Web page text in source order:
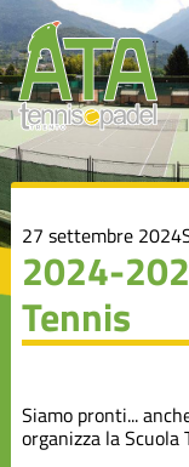
27 settembre 2024
2024-
Tennis
Siamo pronti...
organizza la Scuola
degli
argomenti
delle
notizie:
Attività
Agonistica
Auguri
Campionato
A1